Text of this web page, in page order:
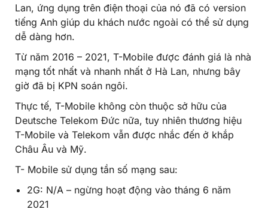
Lan, ứng dụng trên điện thoại của nó đã có version
tiếng Anh giúp du khách nước ngoài có thể sử dụng
dễ dàng hơn.
Từ năm 2016 – 2021, T-Mobile được đánh giá là nhà
mạng tốt nhất và nhanh nhất ở Hà Lan, nhưng bây
giờ đã bị KPN soán ngôi.
Thực tế, T-Mobile không còn thuộc sở hữu của
Deutsche Telekom Đức nữa, tuy nhiên thương hiệu
T-Mobile và Telekom vẫn được nhắc đến ở khắp
Châu Âu và Mỹ.
T- Mobile sử dụng tần số mạng sau:
2G: N/A – ngừng hoạt động vào tháng 6 năm
2021